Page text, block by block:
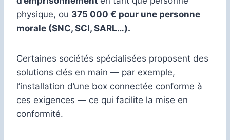
physique, ou 375 000 € pour une personne
morale (SNC, SCI, SARL…).
Certaines sociétés spécialisées proposent des
solutions clés en main — par exemple,
l’installation d’une box connectée conforme à
ces exigences — ce qui facilite la mise en
conformité.